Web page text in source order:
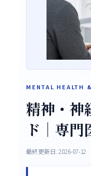
精神・神
ド｜専門
最終更新日: 2026-07-12